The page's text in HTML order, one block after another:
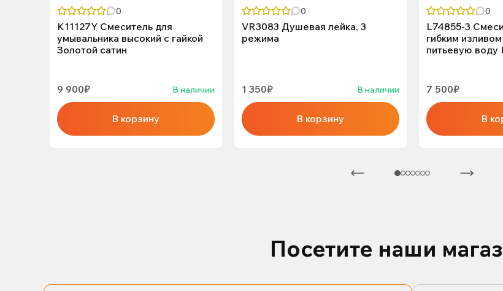
0
K11127Y Смеситель для
умывальника высокий с гайкой
Золотой сатин
9 900₽ В наличии
В корзину
0
VR3083 Душевая лейка, 3
режима
1 350₽ В наличии
В корзину
0
L74855-3
гибким
питьевую воду
7 500₽
В
Посетите наши